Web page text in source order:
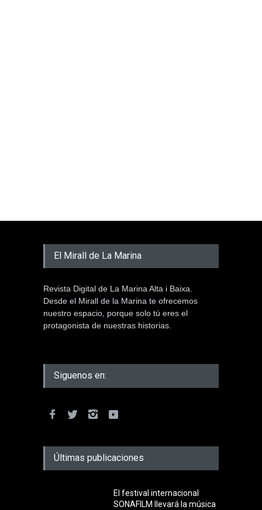
El Mirall de La Marina
Revista Digital de La Marina Alta i Baixa.
Desde el Mirall de la Marina te ofrecemos
nuestro espacio, porque solo tú eres el
protagonista de nuestras historias.
Siguenos en:
Últimas publicaciones
El festival internacional
SONAFILM llevará la música